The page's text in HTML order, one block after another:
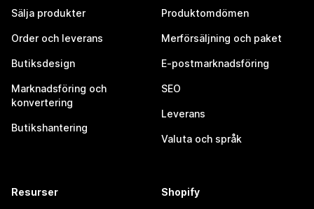
Sälja produkter
Order och leverans
Butiksdesign
Marknadsföring och
konvertering
Butikshantering
Produktomdömen
Merförsäljning och paket
E-postmarknadsföring
SEO
Leverans
Valuta och språk
Resurser Shopify